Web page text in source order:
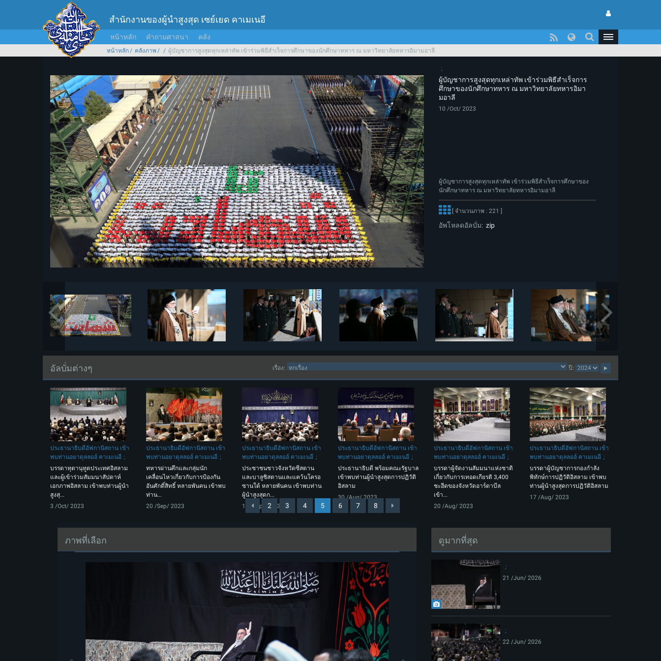
สำนักงานของผู้นำสูงสุด เซย์เยด คาเมเนอี
หน้าหลัก คำถามศาสนา คลัง
หน้าหลัก คลังภาพ ผู้บัญชาการสูงสุดทุกเหล่าทัพ เข้าร่วมพิธีสำเร็จการศึกษาของนักศึกษาทหาร ณ มหาวิทยาลัยทหารอิมามอาลี
ผู้บัญชาการสูงสุดทุกเหล่าทัพ เข้าร่วมพิธีสำเร็จการ
ศึกษาของนักศึกษาทหาร ณ มหาวิทยาลัยทหารอิมา
มอาลี
10 /Oct/ 2023
ผู้บัญชาการสูงสุดทุกเหล่าทัพ เข้าร่วมพิธีสำเร็จการศึกษาของ
นักศึกษาทหาร ณ มหาวิทยาลัยทหารอิมามอาลี
[ จำนวนภาพ : 221 ]
อัพโหลดอัลบั่ม: zip
อัลบั่มต่างๆ เรื่อง: ปี:
ประธานาธิบดีอัฟกานิสถาน เข้า
พบท่านอยาตุลลอฮ์ คาเมเนอี
บรรดาทุตานุทูตประเทศอิสลาม
และผู้เข้าร่วมสัมมนาสัปดาห์
เอกภาพอิสลาม เข้าพบท่านผู้นำ
สูงสุ...
3 /Oct/ 2023
ประธานาธิบดีอัฟกานิสถาน เข้า
พบท่านอยาตุลลอฮ์ คาเมเนอี
ทหารผ่านศึกและกลุ่มนัก
เคลื่อนไหวเกี่ยวกับการป้องกัน
อันศักดิ์สิทธิ์ หลายพันคน เข้าพบ
ท่าน...
20 /Sep/ 2023
ประธานาธิบดีอัฟกานิสถาน เข้า
พบท่านอยาตุลลอฮ์ คาเมเนอี
ประชาชนชาวจังหวัดซีสตาน
และบาลูชิสตานและแคว้นโครอ
ซานใต้ หลายพันคน เข้าพบท่าน
ผู้นำสูงสุดก...
11 /Sep/ 2023
ประธานาธิบดีอัฟกานิสถาน เข้า
พบท่านอยาตุลลอฮ์ คาเมเนอี
ประธานาธิบดี พร้อมคณะรัฐบาล
เข้าพบท่านผู้นำสูงสุดการปฏิวัติ
อิสลาม
30 /Aug/ 2023
ประธานาธิบดีอัฟกานิสถาน เข้า
พบท่านอยาตุลลอฮ์ คาเมเนอี
บรรดาผู้จัดงานสัมมนาแห่งชาติ
เกี่ยวกับการเทอดเกียรติ 3,400
ชะฮีดของจังหวัดอาร์ดาบีล
เข้า...
20 /Aug/ 2023
ประธานาธิบดีอัฟกานิสถาน เข้า
พบท่านอยาตุลลอฮ์ คาเมเนอี
บรรดาผู้บัญชาการกองกำลัง
พิทักษ์การปฏิวัติอิสลาม เข้าพบ
ท่านผู้นำสูงสุดการปฏิวัติอิสลาม
17 /Aug/ 2023
2 3 4 5 6 7 8
ภาพที่เลือก ดูมากที่สุด
21 /Jun/ 2026
22 /Jun/ 2026